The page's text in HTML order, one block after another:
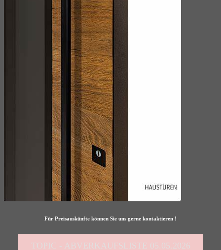
Für Preisauskünfte können Sie uns gerne kontaktieren !